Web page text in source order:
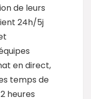
de leurs
24h/5j
en direct,
temps de
heures